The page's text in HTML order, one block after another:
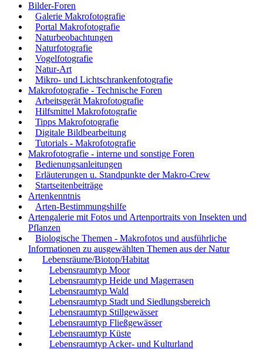
Bilder-Foren
Galerie Makrofotografie
Portal Makrofotografie
Naturbeobachtungen
Naturfotografie
Vogelfotografie
Natur-Art
Mikro- und Lichtschrankenfotografie
Makrofotografie - Technische Foren
Arbeitsgerät Makrofotografie
Hilfsmittel Makrofotografie
Tipps Makrofotografie
Digitale Bildbearbeitung
Tutorials - Makrofotografie
Makrofotografie - interne und sonstige Foren
Bedienungsanleitungen
Erläuterungen u. Standpunkte der Makro-Crew
Startseitenbeiträge
Artenkenntnis
Arten-Bestimmungshilfe
Artengalerie mit Fotos und Artenportraits von Insekten und
Pflanzen
Biologische Themen - Makrofotos und ausführliche
Informationen zu ausgewählten Themen aus der Natur
Lebensräume/Biotop/Habitat
Lebensraumtyp Moor
Lebensraumtyp Heide und Magerrasen
Lebensraumtyp Wald
Lebensraumtyp Stadt und Siedlungsbereich
Lebensraumtyp Stillgewässer
Lebensraumtyp Fließgewässer
Lebensraumtyp Küste
Lebensraumtyp Acker- und Kulturland